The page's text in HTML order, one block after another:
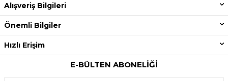
Alışveriş Bilgileri
Önemli Bilgiler
Hızlı Erişim
E-BÜLTEN ABONELIĞI